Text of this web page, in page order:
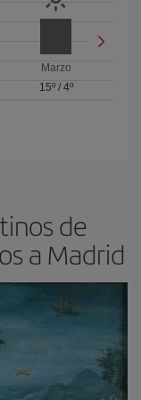
Marzo
15º/ 4º
de
a Madrid